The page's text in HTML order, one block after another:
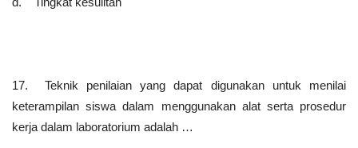
17. Teknik penilaian yang dapat digunakan untuk menilai
keterampilan siswa dalam menggunakan alat serta prosedur
kerja dalam laboratorium adalah …